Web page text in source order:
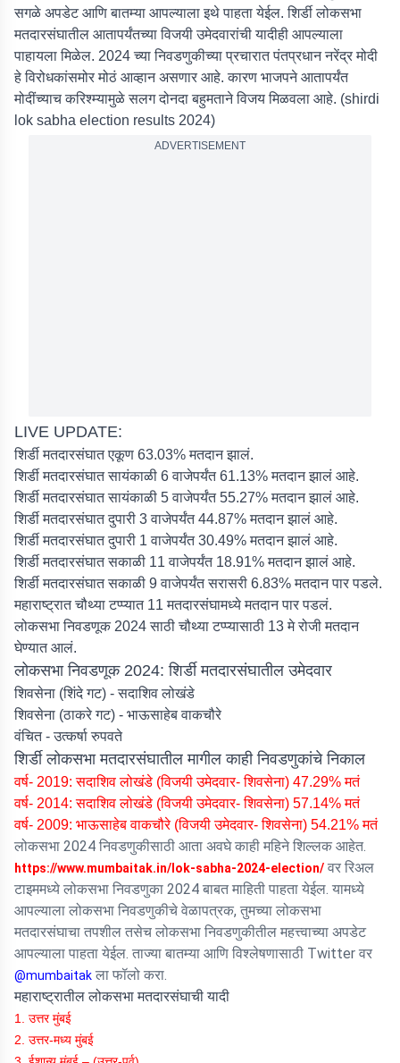
सगळे अपडेट आणि बातम्या आपल्याला इथे पाहता येईल. शिर्डी लोकसभा
मतदारसंघातील आतापर्यंतच्या विजयी उमेदवारांची यादीही आपल्याला
पाहायला मिळेल. 2024 च्या निवडणुकीच्या प्रचारात पंतप्रधान नरेंद्र मोदी
हे विरोधकांसमोर मोठं आव्हान असणार आहे. कारण भाजपने आतापर्यंत
मोदींच्याच करिश्म्यामुळे सलग दोनदा बहुमताने विजय मिळवला आहे. (shirdi
lok sabha election results 2024)
ADVERTISEMENT
LIVE UPDATE:
शिर्डी मतदारसंघात एकूण 63.03% मतदान झालं.
शिर्डी मतदारसंघात सायंकाळी 6 वाजेपर्यंत 61.13% मतदान झालं आहे.
शिर्डी मतदारसंघात सायंकाळी 5 वाजेपर्यंत 55.27% मतदान झालं आहे.
शिर्डी मतदारसंघात दुपारी 3 वाजेपर्यंत 44.87% मतदान झालं आहे.
शिर्डी मतदारसंघात दुपारी 1 वाजेपर्यंत 30.49% मतदान झालं आहे.
शिर्डी मतदारसंघात सकाळी 11 वाजेपर्यंत 18.91% मतदान झालं आहे.
शिर्डी मतदारसंघात सकाळी 9 वाजेपर्यंत सरासरी 6.83% मतदान पार पडले.
महाराष्ट्रात चौथ्या टप्प्यात 11 मतदारसंघामध्ये मतदान पार पडलं.
लोकसभा निवडणूक 2024 साठी चौथ्या टप्प्यासाठी 13 मे रोजी मतदान
घेण्यात आलं.
लोकसभा निवडणूक 2024: शिर्डी मतदारसंघातील उमेदवार
शिवसेना (शिंदे गट) - सदाशिव लोखंडे
शिवसेना (ठाकरे गट) - भाऊसाहेब वाकचौरे
वंचित - उत्कर्षा रुपवते
शिर्डी लोकसभा मतदारसंघातील मागील काही निवडणुकांचे निकाल
वर्ष- 2019: सदाशिव लोखंडे (विजयी उमेदवार- शिवसेना) 47.29% मतं
वर्ष- 2014: सदाशिव लोखंडे (विजयी उमेदवार- शिवसेना) 57.14% मतं
वर्ष- 2009: भाऊसाहेब वाकचौरे (विजयी उमेदवार- शिवसेना) 54.21% मतं
लोकसभा 2024 निवडणुकीसाठी आता अवघे काही महिने शिल्लक आहेत.
https://www.mumbaitak.in/lok-sabha-2024-election/ वर रिअल
टाइममध्ये लोकसभा निवडणुका 2024 बाबत माहिती पाहता येईल. यामध्ये
आपल्याला लोकसभा निवडणुकीचे वेळापत्रक, तुमच्या लोकसभा
मतदारसंघाचा तपशील तसेच लोकसभा निवडणुकीतील महत्त्वाच्या अपडेट
आपल्याला पाहता येईल. ताज्या बातम्या आणि विश्लेषणासाठी Twitter वर
@mumbaitak ला फॉलो करा.
महाराष्ट्रातील लोकसभा मतदारसंघाची यादी
1. उत्तर मुंबई
2. उत्तर-मध्य मुंबई